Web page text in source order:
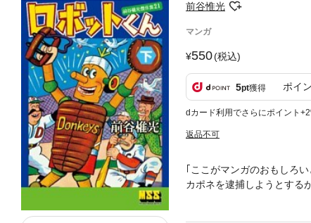
前谷惟光
マンガ
550(税込)
5pt獲得 ポイ
dカード利用でさらにポイント
返品不可
｢ここがマンガのおもしろ
カポネを逮捕しようとする
作品傑作集第21弾は――、